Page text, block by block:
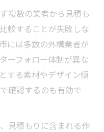
複数の業者から見積も
較することが失敗しな
には多数の外構業者が
ーフォロー体制が異な
する素材やデザイン傾
確認するのも有効で
見積もりに含まれる作